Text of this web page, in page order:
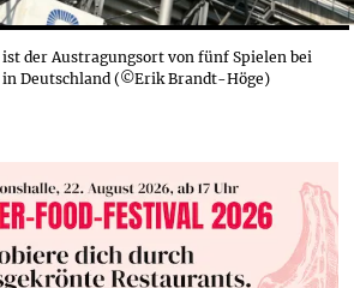
der Austragungsort von fünf Spielen bei
Deutschland (©Erik Brandt-Höge)